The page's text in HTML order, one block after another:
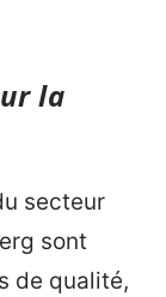
la
secteur
sont
de qualité,